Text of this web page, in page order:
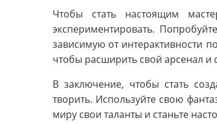
Чтобы стать настоящим
экспериментировать.
зависимую от интерактивности
чтобы расширить свой арсенал и
В заключение, чтобы стать
творить. Используйте свою
миру свои таланты и станьте